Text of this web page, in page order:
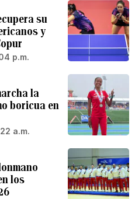
su
y
p.m.
la
boricua en
a.m.
los